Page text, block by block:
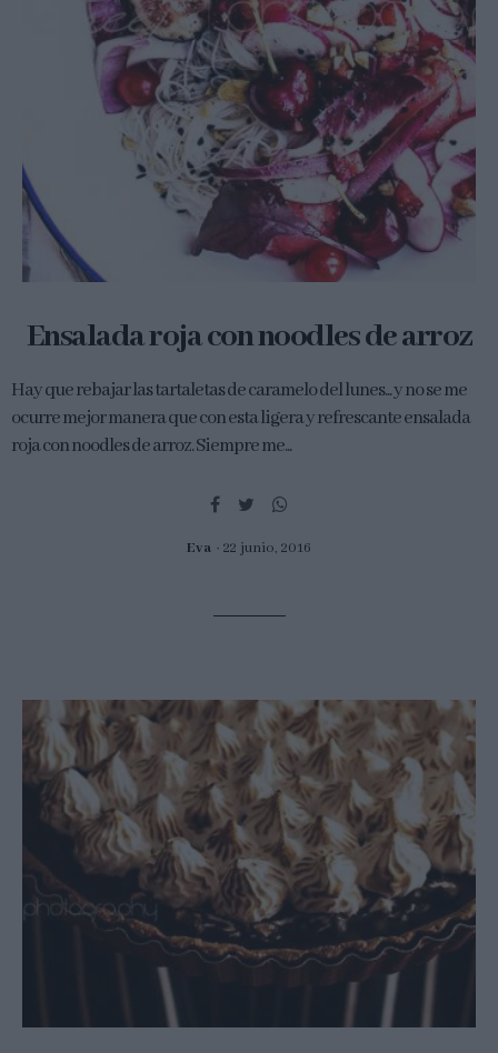
Ensalada roja con noodles de arroz
Hay que rebajar las tartaletas de caramelo del lunes... y no se me
ocurre mejor manera que con esta ligera y refrescante ensalada
roja con noodles de arroz. Siempre me...
Eva 22 junio, 2016